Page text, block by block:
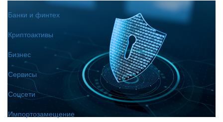
Банки и финтех
Криптоактивы
Бизнес
Сервисы
Соцсети
Импортозамещение